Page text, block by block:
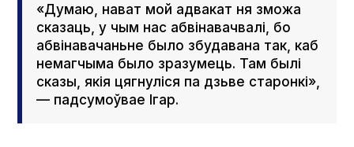
«Думаю, нават мой адвакат ня зможа
сказаць, у чым нас абвінавачвалі, бо
абвінавачаньне было збудавана так, каб
немагчыма было зразумець. Там былі
сказы, якія цягнуліся па дзьве старонкі»,
— падсумоўвае Ігар.